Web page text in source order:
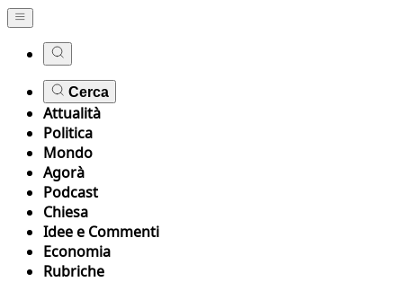
Cerca
Attualità
Politica
Mondo
Agorà
Podcast
Chiesa
Idee e Commenti
Economia
Rubriche